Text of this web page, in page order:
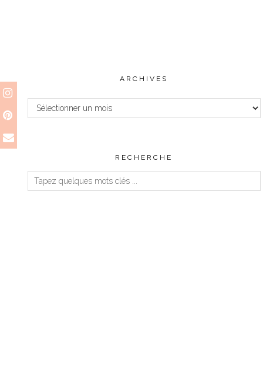
ARCHIVES
Archives
RECHERCHE